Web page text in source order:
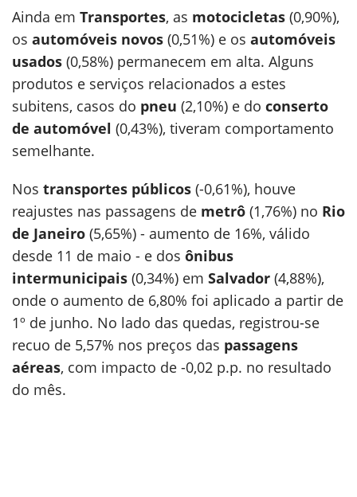
Ainda em Transportes, as motocicletas (0,90%),
os automóveis novos (0,51%) e os automóveis
usados (0,58%) permanecem em alta. Alguns
produtos e serviços relacionados a estes
subitens, casos do pneu (2,10%) e do conserto
de automóvel (0,43%), tiveram comportamento
semelhante.
Nos transportes públicos (-0,61%), houve
reajustes nas passagens de metrô (1,76%) no Rio
de Janeiro (5,65%) - aumento de 16%, válido
desde 11 de maio - e dos ônibus
intermunicipais (0,34%) em Salvador (4,88%),
onde o aumento de 6,80% foi aplicado a partir de
1º de junho. No lado das quedas, registrou-se
recuo de 5,57% nos preços das passagens
aéreas, com impacto de -0,02 p.p. no resultado
do mês.